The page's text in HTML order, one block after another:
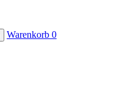
Warenkorb 0